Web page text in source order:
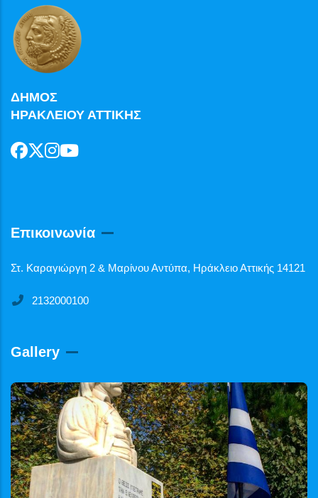
ΔΗΜΟΣ
ΗΡΑΚΛΕΙΟΥ ΑΤΤΙΚΗΣ
Επικοινωνία
Στ. Καραγιώργη 2 & Μαρίνου Αντύπα, Ηράκλειο Αττικής 14121
2132000100
Gallery